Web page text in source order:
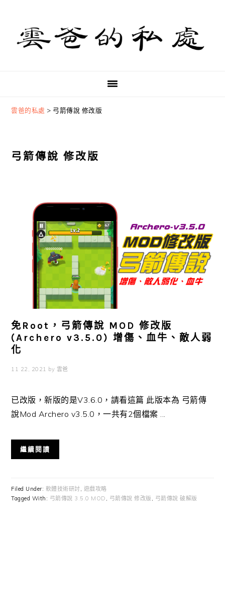
primary
navigation
content
primary
sidebar
雲爸的私處 > 弓箭傳說 修改版
弓箭傳說 修改版
免Root，弓箭傳說 MOD 修改版
(Archero v3.5.0) 增傷、血牛、敵人弱
化
11 22, 2021 by 雲爸
已改版，新版的是V3.6.0，請看這篇 此版本為 弓箭傳
說Mod Archero v3.5.0，一共有2個檔案 ...
繼續閱讀
Filed Under: 軟體技術研討, 遊戲攻略
Tagged With: 弓箭傳說 3.5.0 MOD , 弓箭傳說 修改版 , 弓箭傳說 破解版